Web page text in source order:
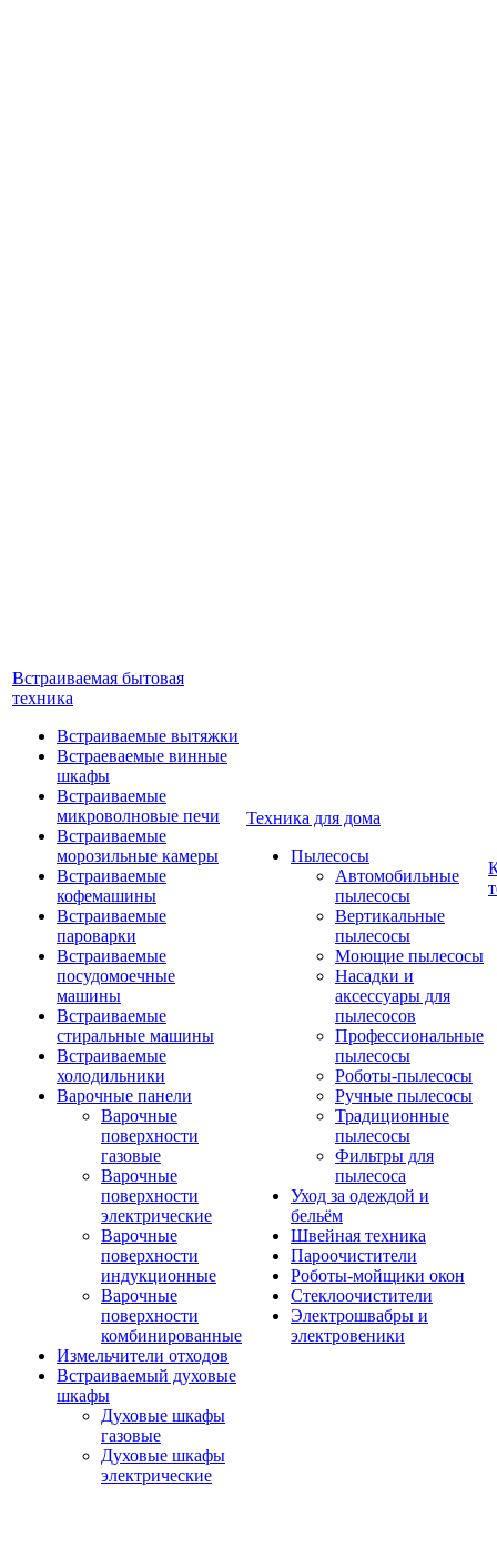
Встраиваемая бытовая
техника
Встраиваемые вытяжки
Встраеваемые винные
шкафы
Встраиваемые
микроволновые печи
Встраиваемые
морозильные камеры
Встраиваемые
кофемашины
Встраиваемые
пароварки
Встраиваемые
посудомоечные
машины
Встраиваемые
стиральные машины
Встраиваемые
холодильники
Варочные панели
Варочные
поверхности
газовые
Варочные
поверхности
электрические
Варочные
поверхности
индукционные
Варочные
поверхности
комбинированные
Измельчители отходов
Встраиваемый духовые
шкафы
Духовые шкафы
газовые
Духовые шкафы
электрические
Техника для дома
Пылесосы
Автомобильные
пылесосы
Вертикальные
пылесосы
Моющие пылесосы
Насадки и
аксессуары для
пылесосов
Профессиональные
пылесосы
Роботы-пылесосы
Ручные пылесосы
Традиционные
пылесосы
Фильтры для
пылесоса
Уход за одеждой и
бельём
Швейная техника
Пароочистители
Роботы-мойщики окон
Стеклоочистители
Электрошвабры и
электровеники